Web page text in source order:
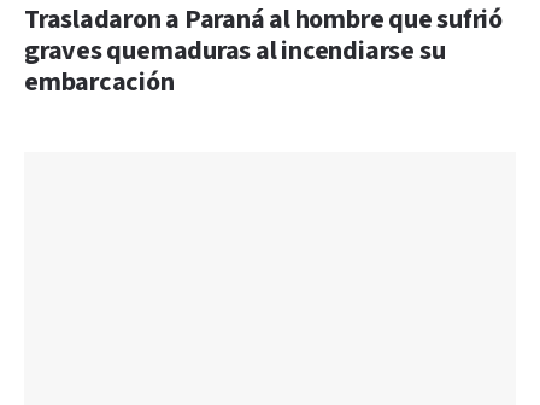
Trasladaron a Paraná al hombre que sufrió
graves quemaduras al incendiarse su
embarcación